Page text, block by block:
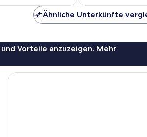
Ähnliche Unterkünfte
Vorteile anzuzeigen. Mehr